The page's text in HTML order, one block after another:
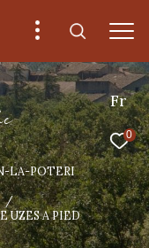
Fr
0
e
LA-POTERI
UZES A PIED